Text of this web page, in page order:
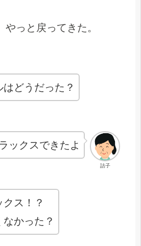
やっと戻ってきた。
はどうだった？
詰子
ックスできたよ
クス！？
なかった？